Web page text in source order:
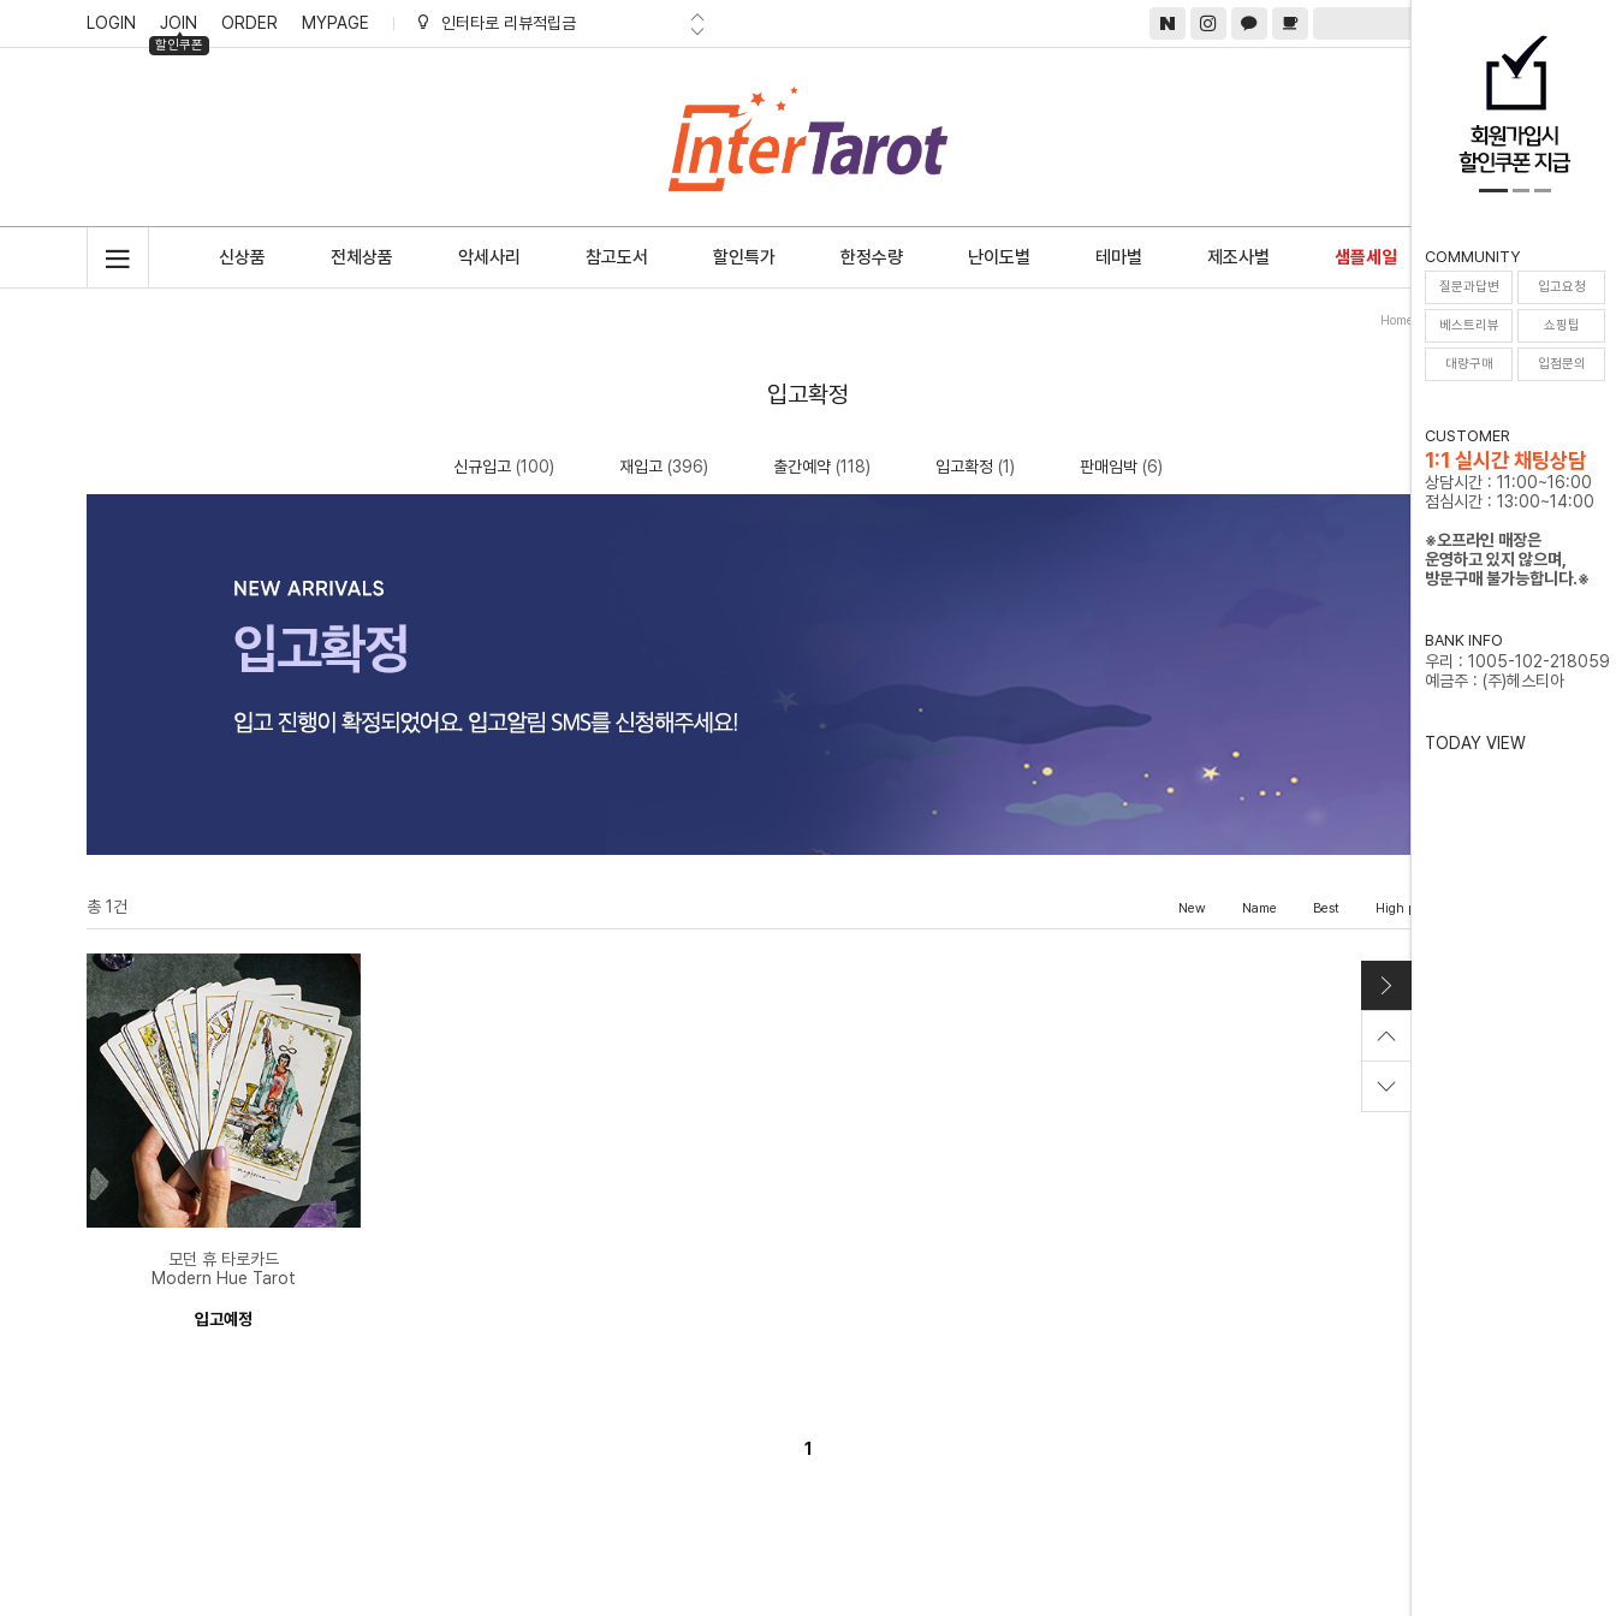
LOGIN JOIN
할인쿠폰
ORDER MYPAGE
인터타로 리뷰적립금
신상품 전체상품 악세사리 참고도서 할인특가 한정수량 난이도별 테마별 제조사별 샘플세일 0
COMMUNITY
질문과답변 입고요청
베스트리뷰 쇼핑팁
대량구매 입점문의
CUSTOMER
1:1 실시간 채팅상담
상담시간 : 11:00~16:00
점심시간 : 13:00~14:00
※오프라인 매장은
운영하고 있지 않으며,
방문구매 불가능합니다.※
BANK INFO
우리 : 1005-102-218059
예금주 : (주)헤스티아
TODAY VIEW
Home 신상품>입고확정
입고확정
신규입고 (100) 재입고 (396) 출간예약 (118) 입고확정 (1) 판매임박 (6)
총 1 건 New Name Best High price
모던 휴 타로카드
Modern Hue Tarot
입고예정
1